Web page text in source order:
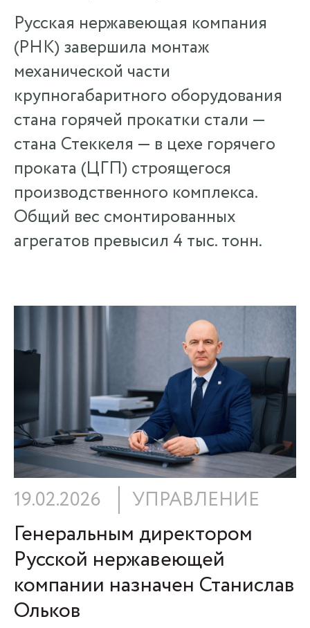
Русская нержавеющая компания
(РНК) завершила монтаж
механической части
крупногабаритного оборудования
стана горячей прокатки стали —
стана Стеккеля — в цехе горячего
проката (ЦГП) строящегося
производственного комплекса.
Общий вес смонтированных
агрегатов превысил 4 тыс. тонн.
19.02.2026 УПРАВЛЕНИЕ
Генеральным директором
Русской нержавеющей
компании назначен Станислав
Ольков